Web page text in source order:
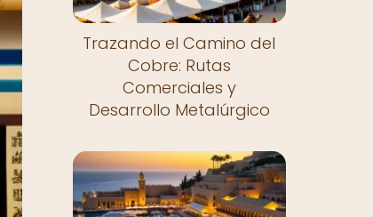
Trazando el Camino del
Cobre: Rutas
Comerciales y
Desarrollo Metalúrgico